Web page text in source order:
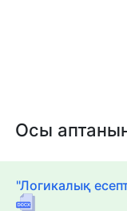
Осы
"Логикалық